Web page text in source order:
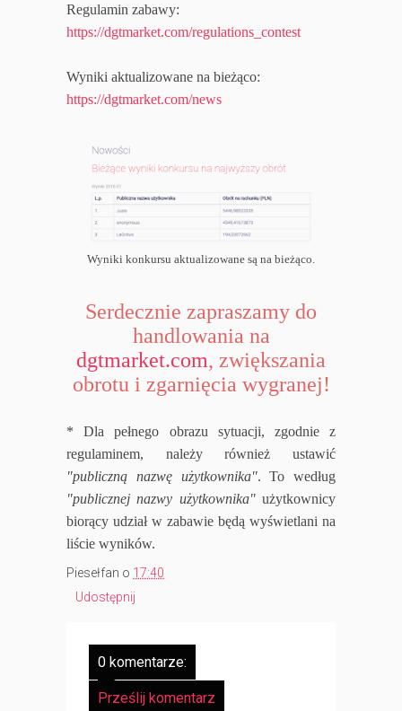
Regulamin zabawy:
https://dgtmarket.com/regulations_contest
Wyniki aktualizowane na bieżąco:
https://dgtmarket.com/news
Wyniki konkursu aktualizowane są na bieżąco.
Serdecznie zapraszamy do
handlowania na
dgtmarket.com, zwiększania
obrotu i zgarnięcia wygranej!
* Dla pełnego obrazu sytuacji, zgodnie z
regulaminem, należy również ustawić
"publiczną nazwę użytkownika". To według
"publicznej nazwy użytkownika"użytkownicy
biorący udział w zabawie będą wyświetlani na
liście wyników.
Piesełfan o 17:40
Udostępnij
0 komentarze:
Prześlij komentarz